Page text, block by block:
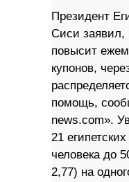
Президент
Сиси заявил,
повысит
купонов,
помощь,
news.com».
21
человека до
2,77) на